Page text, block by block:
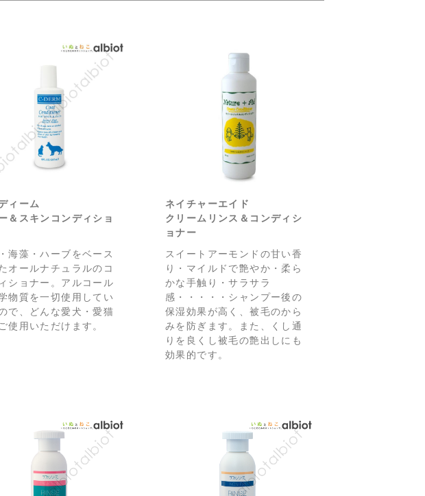
ィーム
＆スキンコンディショ
海藻・ハーブをベース
オールナチュラルのコ
ショナー。アルコール
物質を一切使用してい
で、どんな愛犬・愛猫
使用いただけます。
ネイチャーエイド
クリームリンス＆コンディシ
ョナー
スイートアーモンドの甘い香
り・マイルドで艶やか・柔ら
かな手触り・サラサラ
感・・・・・シャンプー後の
保湿効果が高く、被毛のから
みを防ぎます。また、くし通
りを良くし被毛の艶出しにも
効果的です。